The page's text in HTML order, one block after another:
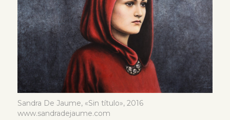
Sandra De Jaume, «Sin título», 2016
www.sandradejaume.com